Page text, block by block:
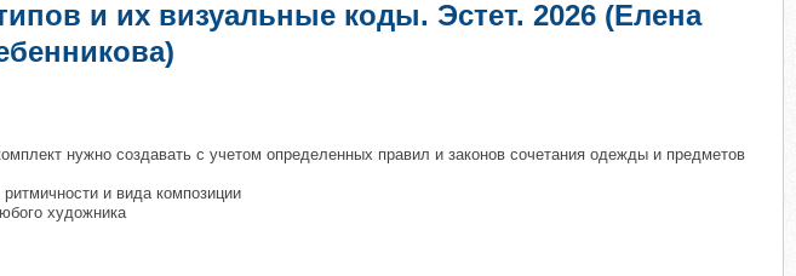
и их визуальные коды. Эстет. 2026 (Елена
нужно создавать с учетом определенных правил и законов сочетания одежды и предметов
и вида композиции
художника